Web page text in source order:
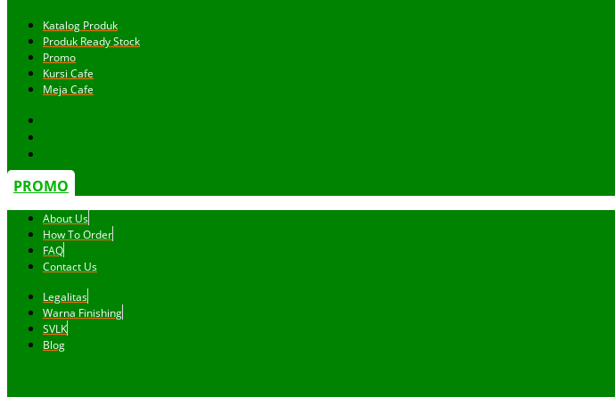
Katalog Produk
Produk Ready Stock
Promo
Kursi Cafe
Meja Cafe
PROMO
About Us
How To Order
FAQ
Contact Us
Legalitas
Warna Finishing
SVLK
Blog